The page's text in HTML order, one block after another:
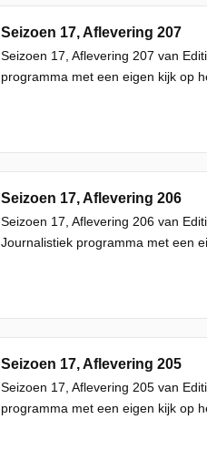
Seizoen 17, Aflevering 207
Seizoen 17, Aflevering 207 van
programma met een eigen kijk op
Seizoen 17, Aflevering 206
Seizoen 17, Aflevering 206 van
Journalistiek programma met een
Seizoen 17, Aflevering 205
Seizoen 17, Aflevering 205 van
programma met een eigen kijk op